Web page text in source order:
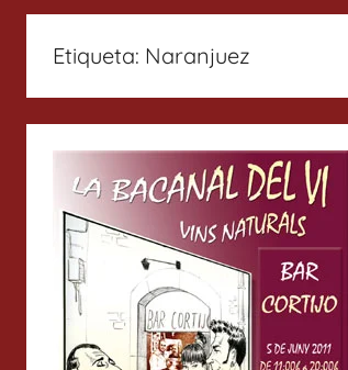
Etiqueta: Naranjuez